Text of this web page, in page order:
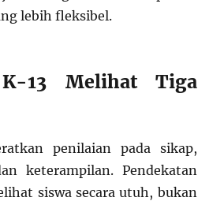
lebih fleksibel.
13 Melihat Tiga
penilaian pada sikap,
keterampilan. Pendekatan
siswa secara utuh, bukan